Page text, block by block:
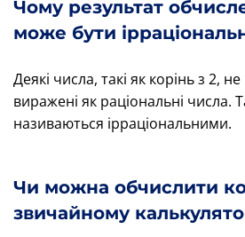
Чому результат
може бути
Деякі числа, такі як корінь з 2,
виражені як раціональні числа.
називаються ірраціональними.
Чи можна обчислити
звичайному